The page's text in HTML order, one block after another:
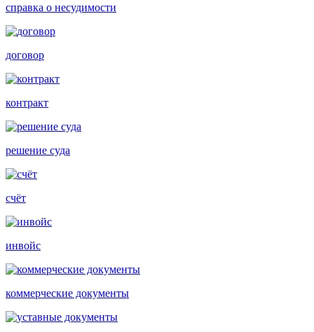
справка о несудимости
договор
контракт
решение суда
счёт
инвойс
коммерческие документы